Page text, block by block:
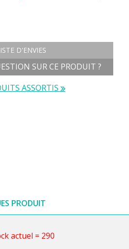
D'ENVIES
SUR CE PRODUIT ?
ASSORTIS
PRODUIT
actuel = 290